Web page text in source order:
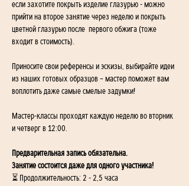
если захотите покрыть изделие глазурью - можно
прийти на второе занятие через неделю и покрыть
цветной глазурью после  первого обжига (тоже
входит в стоимость).
Приносите свои референсы и эскизы, выбирайте идеи
из наших готовых образцов – мастер поможет вам
воплотить даже самые смелые задумки!
Мастер-классы проходят каждую неделю во вторник
и четверг в 12:00.
Предварительная запись обязательна.
Занятие состоится даже для одного участника!
⏳ Продолжительность: 2 - 2,5 часа